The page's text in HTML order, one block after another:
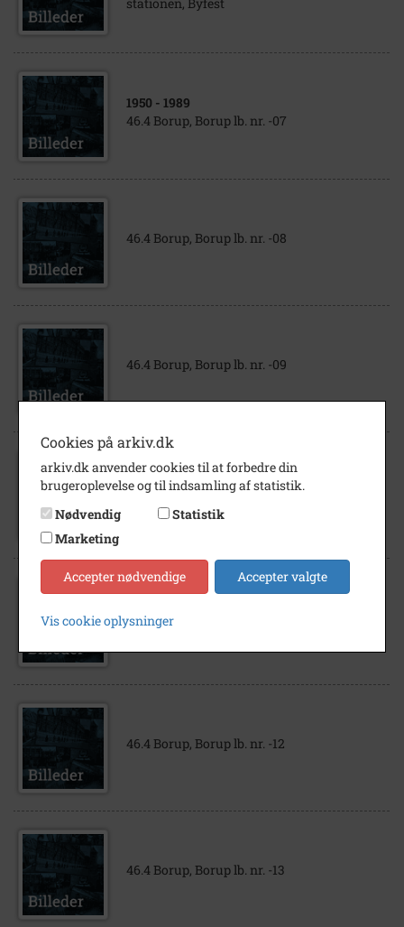
1950 - 1989
46.4 Borup, Borup lb. nr. -07
46.4 Borup, Borup lb. nr. -08
46.4 Borup, Borup lb. nr. -09
46.4 Borup, Borup lb. nr. -10
46.4 Borup, Borup lb. nr. -11
46.4 Borup, Borup lb. nr. -12
46.4 Borup, Borup lb. nr. -13
Cookies på arkiv.dk
arkiv.dk anvender cookies til at forbedre din
brugeroplevelse og til indsamling af statistik.
Nødvendig
Statistik
Marketing
Accepter nødvendige Accepter valgte
Vis cookie oplysninger